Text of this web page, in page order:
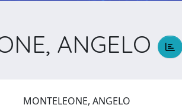
ANGELO
MONTELEONE, ANGELO